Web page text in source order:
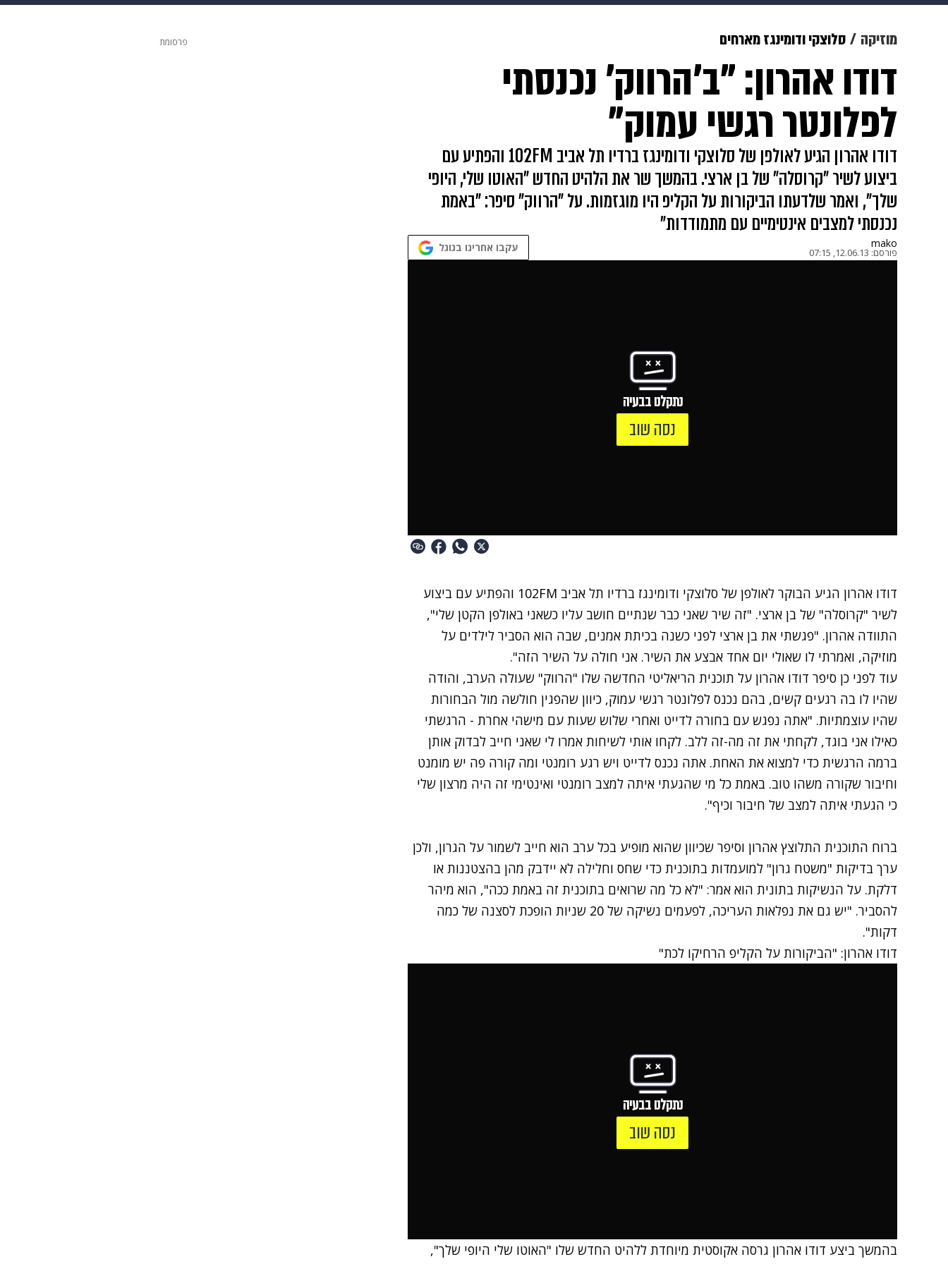
מוזיקה תרבות
דיגיטל גאווה ויוה תשעה חודשים מתכונים
מוזיקה סלוצקי ודומינגז מארחים
דודו אהרון: "ב'הרווק' נכנסתי
לפלונטר רגשי עמוק"
דודו אהרון הגיע לאולפן של סלוצקי ודומינגז ברדיו תל אביב 102FM והפתיע עם
ביצוע לשיר "קרוסלה" של בן ארצי. בהמשך שר את הלהיט החדש "האוטו שלי, היופי
שלך", ואמר שלדעתו הביקורות על הקליפ היו מוגזמות. על "הרווק" סיפר: "באמת
נכנסתי למצבים אינטימיים עם מתמודדות"
mako
פורסם: 12.06.13, 07:15 עקבו אחרינו בגוגל
נתקלנו בבעיה
נסה שוב
דודו אהרון
הגיע הבוקר לאולפן של סלוצקי ודומינגז ברדיו תל אביב 102FM והפתיע עם ביצוע
לשיר "קרוסלה" של בן ארצי. "זה שיר שאני כבר שנתיים חושב עליו כשאני באולפן הקטן שלי",
התוודה אהרון. "פגשתי את בן ארצי לפני כשנה בכיתת אמנים, שבה הוא הסביר לילדים על
מוזיקה, ואמרתי לו שאולי יום אחד אבצע את השיר. אני חולה על השיר הזה".
עוד לפני כן סיפר דודו אהרון על תוכנית הריאליטי החדשה שלו "הרווק" שעולה הערב, והודה
שהיו לו בה רגעים קשים, בהם נכנס לפלונטר רגשי עמוק, כיוון שהפגין חולשה מול הבחורות
שהיו עוצמתיות. "אתה נפגש עם בחורה לדייט ואחרי שלוש שעות עם מישהי אחרת - הרגשתי
כאילו אני בוגד, לקחתי את זה מה-זה ללב. לקחו אותי לשיחות אמרו לי שאני חייב לבדוק אותן
ברמה הרגשית כדי למצוא את האחת. אתה נכנס לדייט ויש רגע רומנטי ומה קורה פה יש מומנט
וחיבור שקורה משהו טוב. באמת כל מי שהגעתי איתה למצב רומנטי ואינטימי זה היה מרצון שלי
כי הגעתי איתה למצב של חיבור וכיף".
ברוח התוכנית התלוצץ אהרון וסיפר שכיוון שהוא מופיע בכל ערב הוא חייב לשמור על הגרון, ולכן
ערך בדיקות "משטח גרון" למועמדות בתוכנית כדי שחס וחלילה לא יידבק מהן בהצטננות או
דלקת. על הנשיקות בתונית הוא אמר: "לא כל מה שרואים בתוכנית זה באמת ככה", הוא מיהר
להסביר. "יש גם את נפלאות העריכה, לפעמים נשיקה של 20 שניות הופכת לסצנה של כמה
דקות".
דודו אהרון: "הביקורות על הקליפ הרחיקו לכת"
נתקלנו בבעיה
נסה שוב
בהמשך ביצע דודו אהרון גרסה אקוסטית מיוחדת ללהיט החדש שלו "האוטו שלי היופי שלך",
פרסומת